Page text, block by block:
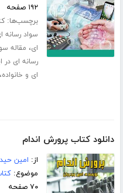
۱۹۲ صفحه
برچسب‌ها:
سواد رسانه
ای، مقاله
رسانه ای در
ای و خانواده،
دانلود کتاب پرورش اندام
از: امین
موضوع:
۷۰ صفحه